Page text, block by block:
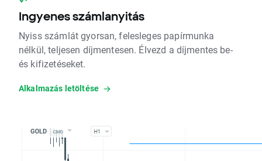
Ingyenes számlanyitás
Nyiss számlát gyorsan, felesleges papírmunka
nélkül, teljesen díjmentesen. Élvezd a díjmentes be-
és kifizetéseket.
Alkalmazás letöltése